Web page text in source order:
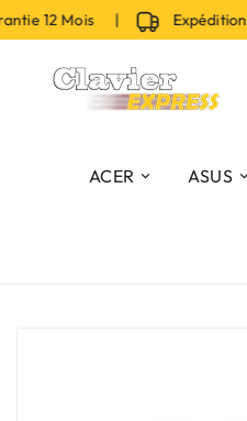
12 Mois | Expédition
ACER ASUS